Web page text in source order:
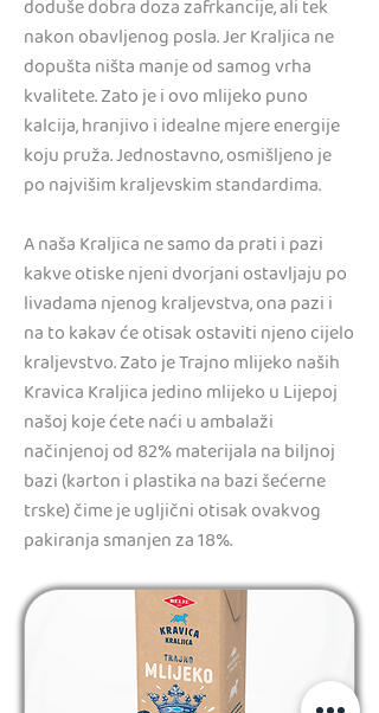
doduše dobra doza zafrkancije, ali tek
nakon obavljenog posla. Jer Kraljica ne
dopušta ništa manje od samog vrha
kvalitete. Zato je i ovo mlijeko puno
kalcija, hranjivo i idealne mjere energije
koju pruža. Jednostavno, osmišljeno je
po najvišim kraljevskim standardima.
A naša Kraljica ne samo da prati i pazi
kakve otiske njeni dvorjani ostavljaju po
livadama njenog kraljevstva, ona pazi i
na to kakav će otisak ostaviti njeno cijelo
kraljevstvo. Zato je Trajno mlijeko naših
Kravica Kraljica jedino mlijeko u Lijepoj
našoj koje ćete naći u ambalaži
načinjenoj od 82% materijala na biljnoj
bazi (karton i plastika na bazi šećerne
trske) čime je ugljični otisak ovakvog
pakiranja smanjen za 18%.